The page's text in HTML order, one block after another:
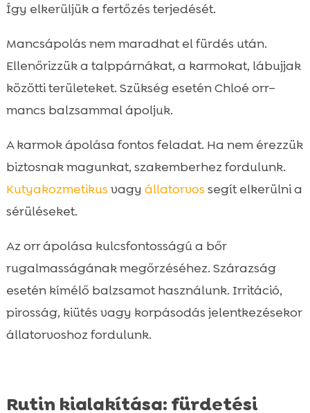
Így elkerüljük a fertőzés terjedését.
Mancsápolás nem maradhat el fürdés után.
Ellenőrizzük a talppárnákat, a karmokat, lábujjak
közötti területeket. Szükség esetén Chloé orr–
mancs balzsammal ápoljuk.
A karmok ápolása fontos feladat. Ha nem érezzük
biztosnak magunkat, szakemberhez fordulunk.
Kutyakozmetikus vagy állatorvos segít elkerülni a
sérüléseket.
Az orr ápolása kulcsfontosságú a bőr
rugalmasságának megőrzéséhez. Szárazság
esetén kímélő balzsamot használunk. Irritáció,
pirosság, kiütés vagy korpásodás jelentkezésekor
állatorvoshoz fordulunk.
Rutin kialakítása: fürdetési